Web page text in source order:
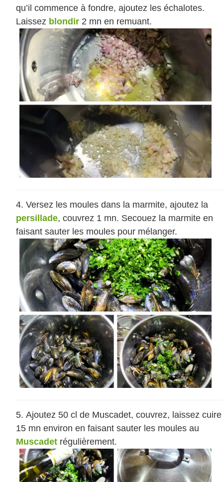
qu’il commence à fondre, ajoutez les échalotes.
Laissez blondir 2 mn en remuant.
Versez les moules dans la marmite, ajoutez la
persillade, couvrez 1 mn. Secouez la marmite en
faisant sauter les moules pour mélanger.
Ajoutez 50 cl de Muscadet, couvrez, laissez cuire
15 mn environ en faisant sauter les moules au
Muscadet régulièrement.